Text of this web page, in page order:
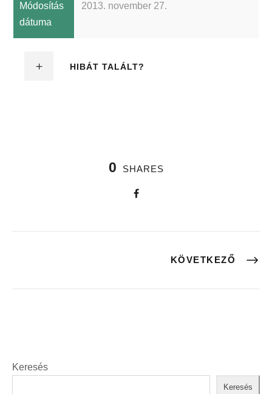
Módosítás
dátuma
2013. november 27.
HIBÁT TALÁLT?
0 SHARES
KÖVETKEZŐ
Keresés
Keresés